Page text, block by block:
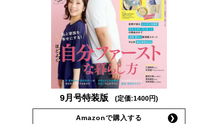
9月号特装版 (定価:1400円)
Amazonで購入する